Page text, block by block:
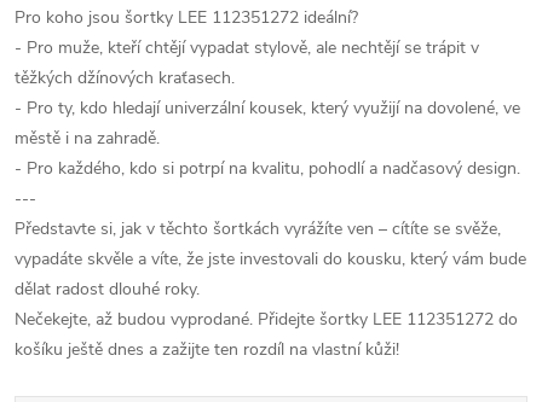
Pro koho jsou šortky LEE 112351272 ideální?
- Pro muže, kteří chtějí vypadat stylově, ale nechtějí se trápit v
těžkých džínových kraťasech.
- Pro ty, kdo hledají univerzální kousek, který využijí na dovolené, ve
městě i na zahradě.
- Pro každého, kdo si potrpí na kvalitu, pohodlí a nadčasový design.
---
Představte si, jak v těchto šortkách vyrážíte ven – cítíte se svěže,
vypadáte skvěle a víte, že jste investovali do kousku, který vám bude
dělat radost dlouhé roky.
Nečekejte, až budou vyprodané. Přidejte šortky LEE 112351272 do
košíku ještě dnes a zažijte ten rozdíl na vlastní kůži!